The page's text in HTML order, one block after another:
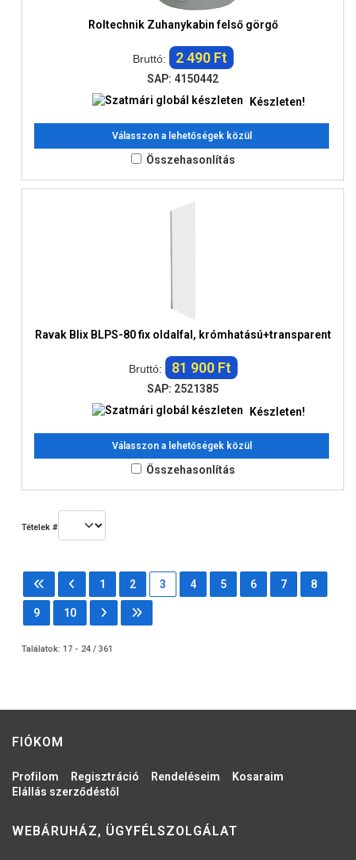
Roltechnik Zuhanykabin felső görgő
Bruttó: 2 490 Ft
SAP: 4150442
Készleten!
Válasszon a lehetőségek közül
Összehasonlítás
Ravak Blix BLPS-80 fix oldalfal, krómhatású+transparent
Bruttó: 81 900 Ft
SAP: 2521385
Készleten!
Válasszon a lehetőségek közül
Összehasonlítás
Tételek #
1 2 3 4 5 6 7 8
9 10
Találatok: 17 - 24 / 361
FIÓKOM
Profilom Regisztráció Rendeléseim
Kosaraim
Elállás szerződéstől
WEBÁRUHÁZ, ÜGYFÉLSZOLGÁLAT